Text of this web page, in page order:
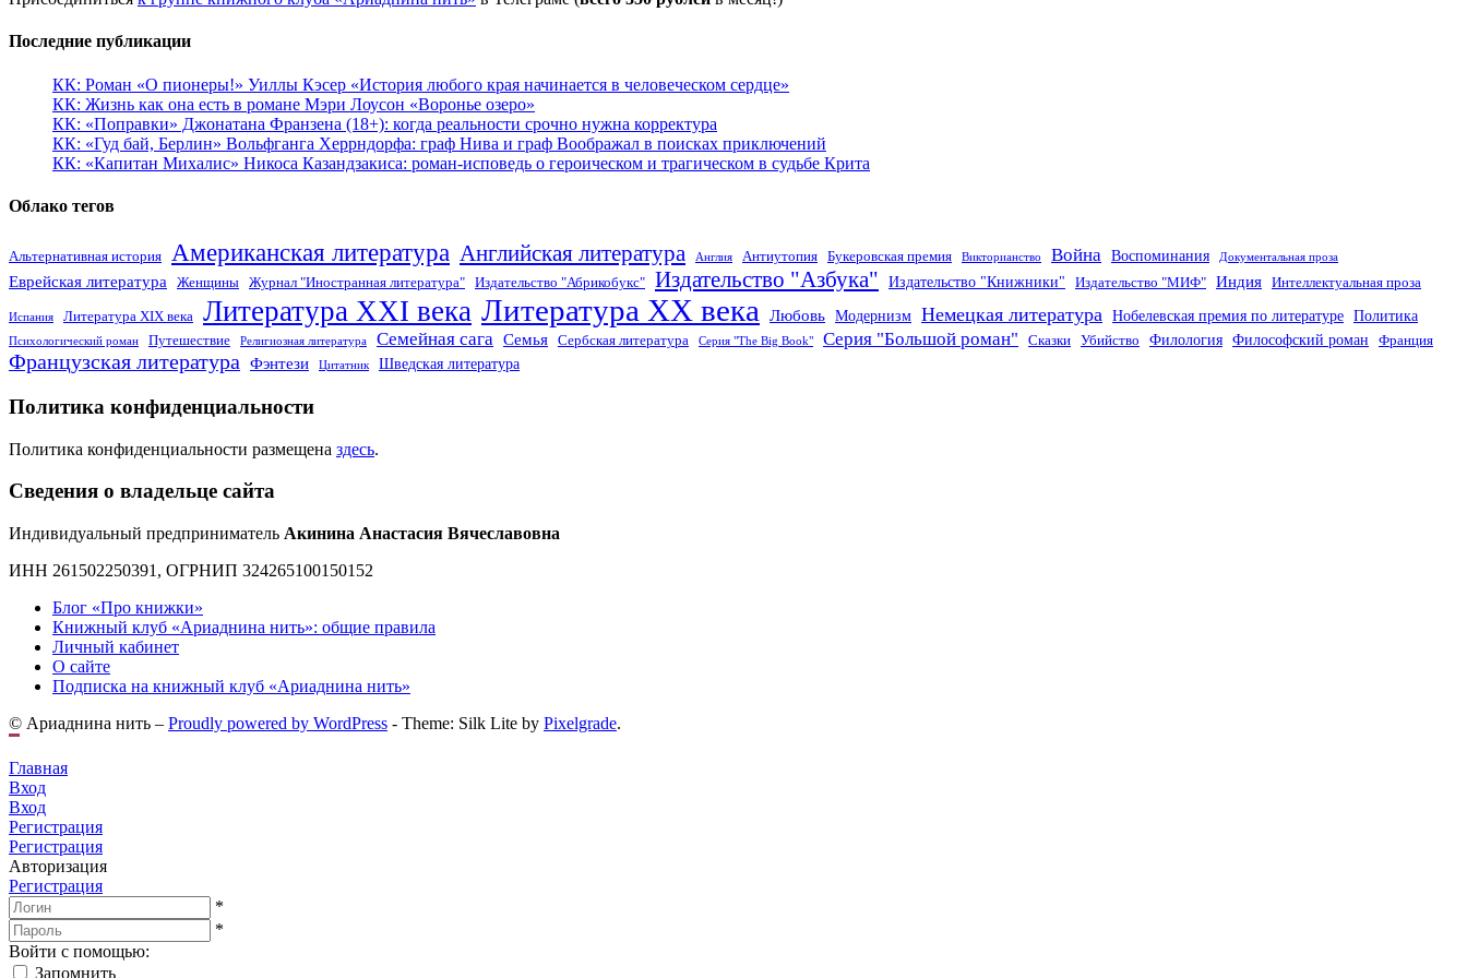
Последние публикации
КК: Роман «О пионеры!» Уиллы Кэсер «История любого края начинается в человеческом сердце»
КК: Жизнь как она есть в романе Мэри Лоусон «Воронье озеро»
КК: «Поправки» Джонатана Франзена (18+): когда реальности срочно нужна корректура
КК: «Гуд бай, Берлин» Вольфганга Херрндорфа: граф Нива и граф Воображал в поисках приключений
КК: «Капитан Михалис» Никоса Казандзакиса: роман-исповедь о героическом и трагическом в судьбе Крита
Облако тегов
Альтернативная история Американская литература Английская литература Англия Антиутопия Букеровская премия Викторианство Война Воспоминания Документальная проза
Еврейская литература Женщины Журнал "Иностранная литература" Издательство "Абрикобукс" Издательство "Азбука" Издательство "Книжники" Издательство "МИФ" Индия Интеллектуальная проза
Испания Литература XIX века Литература XXI века Литература XX века Любовь Модернизм Немецкая литература Нобелевская премия по литературе Политика
Психологический роман Путешествие Религиозная литература Семейная сага Семья Сербская литература Серия "The Big Book" Серия "Большой роман" Сказки Убийство Филология Философский роман Франция
Французская литература Фэнтези Цитатник Шведская литература
Политика конфиденциальности
Политика конфиденциальности размещена здесь.
Сведения о владельце сайта
Индивидуальный предприниматель Акинина Анастасия Вячеславовна
ИНН 261502250391, ОГРНИП 324265100150152
Блог «Про книжки»
Книжный клуб «Ариаднина нить»: общие правила
Личный кабинет
О сайте
Подписка на книжный клуб «Ариаднина нить»
© Ариаднина нить – Proudly powered by WordPress - Theme: Silk Lite by Pixelgrade.
Главная
Вход
Вход
Регистрация
Регистрация
Авторизация
Регистрация
*
*
Войти с помощью:
Запомнить